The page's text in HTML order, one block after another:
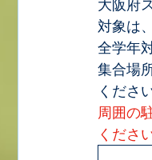
大阪府
対象は、
全学年
集合場
ください
周囲の
ください